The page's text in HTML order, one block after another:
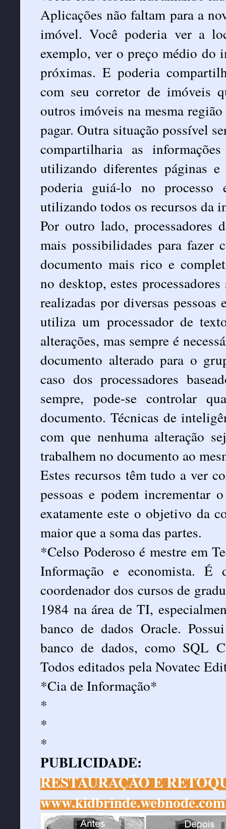
Aplicações não faltam para a
imóvel. Você poderia ver a
exemplo, ver o preço médio do
próximas. E poderia
com seu corretor de imóveis
outros imóveis na mesma
pagar. Outra situação possível
compartilharia as
utilizando diferentes páginas
poderia guiá-lo no processo
utilizando todos os recursos da
Por outro lado, processadores
mais possibilidades para fazer
documento mais rico e
no desktop, estes
realizadas por diversas
utiliza um processador de
alterações, mas sempre é
documento alterado para o
caso dos processadores
sempre, pode-se controlar
documento. Técnicas de
com que nenhuma alteração
trabalhem no documento ao
Estes recursos têm tudo a ver
pessoas e podem incrementar
exatamente este o objetivo da
maior que a soma das partes.
*Celso Poderoso é mestre em
Informação e economista. É
coordenador dos cursos de
1984 na área de TI,
banco de dados Oracle.
banco de dados, como SQL
Todos editados pela Novatec
*Cia de Informação*
*
*
*
PUBLICIDADE:
RESTAURAÇÃO E